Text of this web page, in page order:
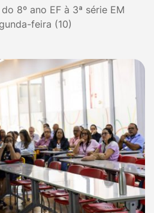
8º ano EF à 3ª série EM
feira (10)